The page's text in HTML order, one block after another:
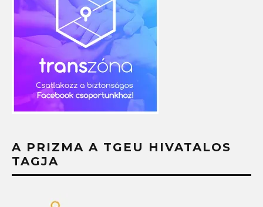
A PRIZMA A TGEU HIVATALOS
TAGJA